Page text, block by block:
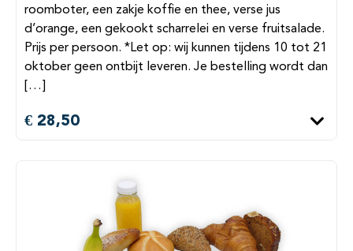
roomboter, een zakje koffie en thee, verse jus
d’orange, een gekookt scharrelei en verse fruitsalade.
Prijs per persoon. *Let op: wij kunnen tijdens 10 tot 21
oktober geen ontbijt leveren. Je bestelling wordt dan
[…]
€ 28,50